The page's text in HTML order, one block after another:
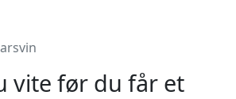
vite før du får et